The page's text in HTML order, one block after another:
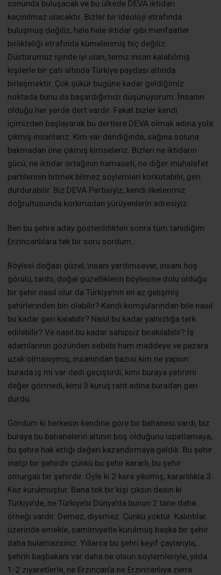
sonunda buluşacak ve bu ülkede DEVA iktidarı
kaçınılmaz olacaktır. Bizler bir ideoloji etrafında
buluşmuş değiliz, hele hele iktidar gibi menfaatler
birlikteliği etrafında kümelenmiş hiç değiliz.
Düsturumuz işinde iyi olan, temiz insan kalabilmiş
kişilerle bir çatı altında Türkiye paydası altında
birleşmektir. Çok şükür bugüne kadar geldiğimiz
noktada bunu da başardığımızı düşünüyorum. İnsanın
olduğu her yerde dert vardır. Fakat bizler kendi
içimizden başlayarak bu dertlere DEVA olmak adına yola
çıkmış insanlarız. Kim var dendiğinde, sağına soluna
bakmadan öne çıkmış kimseleriz. Bizleri ne iktidarın
gücü, ne iktidar ortağının hamaseti, ne diğer muhalefet
partilerinin bitmek bilmez söylemleri korkutabilir, geri
durdurabilir. Biz DEVA Partisiyiz, kendi ilkelerimiz
doğrultusunda korkmadan yürüyenlerin adresiyiz.
Ben bu şehre aday gösterildikten sonra tüm tanıdığım
Erzincanlılara tek bir soru sordum.
Böylesi doğası güzel, insanı yardımsever, insanı hoş
görülü, tarihi, doğal güzelliklerin böylesine dolu olduğu
bir şehir nasıl olur da Türkiye’nin en az gelişmiş
şehirlerinden biri olabilir? Kendi komşularından bile nasıl
bu kadar geri kalabilir? Nasıl bu kadar yalnızlığa terk
edilebilir? Ve nasıl bu kadar sahipsiz bırakılabilir? İş
adamlarının gözünden sebebi ham maddeye ve pazara
uzak olmasıymış, insanından bazısı kim ne yapsın
burada iş mi var dedi geçiştirdi, kimi buraya yatırımı
değer görmedi, kimi 3 kuruş rant adına buradan geri
durdu.
Gördüm ki herkesin kendine göre bir bahanesi vardı, biz
buraya bu bahanelerin altının boş olduğunu ispatlamaya,
bu şehre hak ettiği değeri kazandırmaya geldik. Bu şehir
inatçı bir şehirdir çünkü bu şehir kararlı, bu şehir
omurgalı bir şehirdir. Öyle ki 2 kere yıkılmış, kararlılıkla 3.
Kez kurulmuştur. Bana tek bir kişi çıksın desin ki
Türkiye’de, ne Türkiye’si Dünya’da bunun 2 tane daha
örneği vardır. Demez, diyemez. Çünkü yoktur. Kalıntılar
üzerinde emekle, samimiyetle kurulmuş başka bir şehir
daha bulamazsınız. Yıllarca bu şehri keyif çaylarıyla,
şehrin başbakanı var daha ne olsun söylemleriyle, yılda
1-2 ziyaretlerle, ne Erzincan’a ne Erzincanlıya zerre